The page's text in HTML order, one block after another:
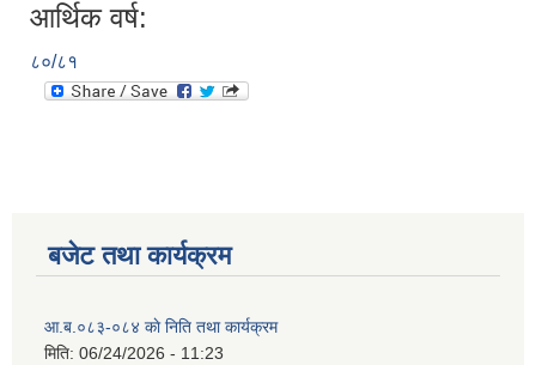
आर्थिक वर्ष:
८०/८१
बजेट तथा कार्यक्रम
आ.ब.०८३-०८४ काे निति तथा कार्यक्रम
मिति: 06/24/2026 - 11:23